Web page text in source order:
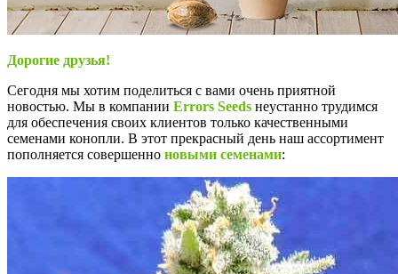
Дорогие друзья!
Сегодня мы хотим поделиться с вами очень приятной
новостью. Мы в компании Errors Seeds неустанно трудимся
для обеспечения своих клиентов только качественными
семенами конопли. В этот прекрасный день наш ассортимент
пополняется совершенно новыми семенами: